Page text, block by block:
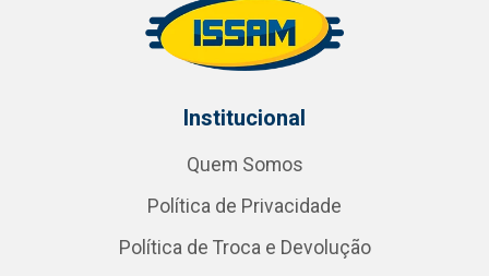
Institucional
Quem Somos
Política de Privacidade
Política de Troca e Devolução